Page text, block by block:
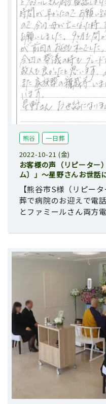
熊谷 一日葬
2022-10-21 (金)
お客様の声（リピーター
ム〕」～星野さんお世話
【熊谷市S様（リピー
葬で病院のお迎えで電
とファミールさん両方